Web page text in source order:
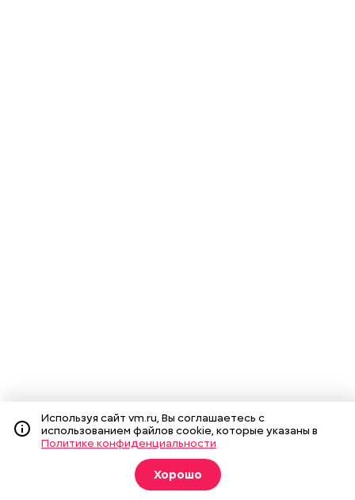
Используя сайт vm.ru, Вы соглашаетесь с
использованием файлов cookie, которые указаны в
Политике конфиденциальности
Хорошо